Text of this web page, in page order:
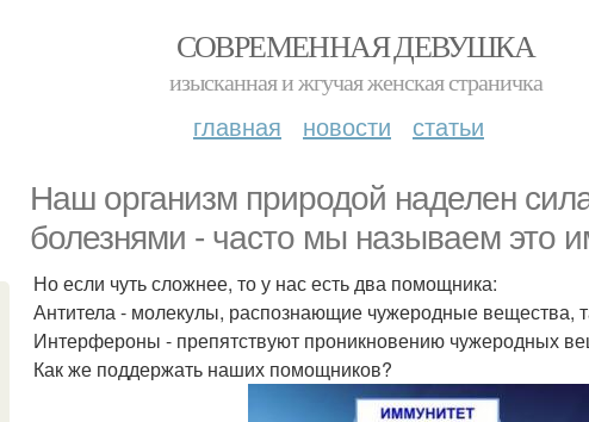
СОВРЕМЕННАЯ ДЕВУШКА
изысканная и жгучая женская страничка
главная новости статьи
Наш организм природой наделен
болезнями - часто мы называем это
Но если чуть сложнее, то у нас есть два помощника:
Антитела - молекулы, распознающие чужеродные вещества,
Интерфероны - препятствуют проникновению чужеродных
Как же поддержать наших помощников?